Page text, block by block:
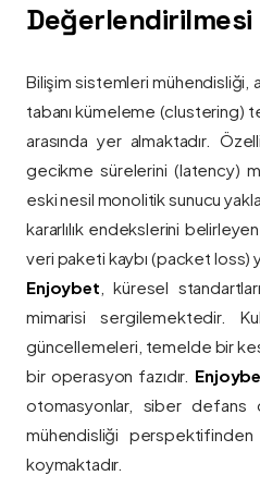
Değerlendirilmesi
Bilişim sistemleri mühendisliği,
tabanı kümeleme (clustering)
arasında yer almaktadır.
gecikme sürelerini (latency)
eski nesil monolitik sunucu
kararlılık endekslerini
veri paketi kaybı (packet loss)
Enjoybet , küresel
mimarisi sergilemektedir.
güncellemeleri, temelde bir
bir operasyon fazıdır.
otomasyonlar, siber defans
mühendisliği
koymaktadır.